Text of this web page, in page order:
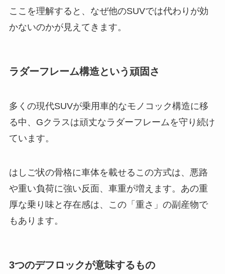
ここを理解すると、なぜ他のSUVでは代わりが効
かないのかが見えてきます。
ラダーフレーム構造という頑固さ
多くの現代SUVが乗用車的なモノコック構造に移
る中、Gクラスは頑丈なラダーフレームを守り続け
ています。
はしご状の骨格に車体を載せるこの方式は、悪路
や重い負荷に強い反面、車重が増えます。あの重
厚な乗り味と存在感は、この「重さ」の副産物で
もあります。
3つのデフロックが意味するもの